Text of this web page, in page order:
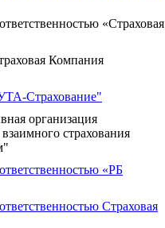
«Страховая
Компания
Страхование"
организация
страхования
«РБ
Страховая